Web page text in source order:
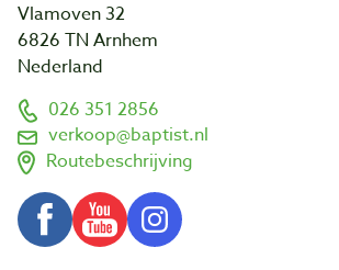
Vlamoven 32
6826 TN Arnhem
Nederland
026 351 2856
verkoop@baptist.nl
Routebeschrijving